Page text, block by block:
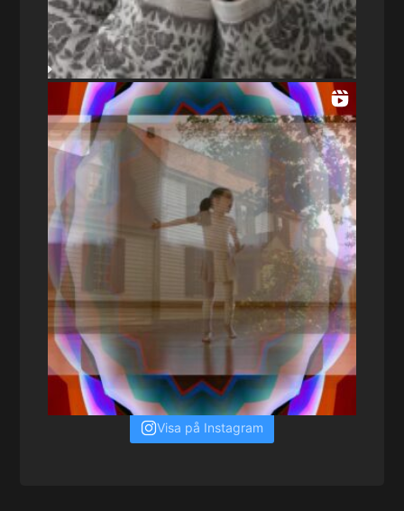
Visa på Instagram